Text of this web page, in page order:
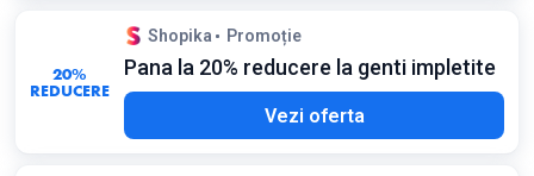
20%
REDUCERE
Shopika Promoție
Pana la 20% reducere la genti impletite
Vezi oferta